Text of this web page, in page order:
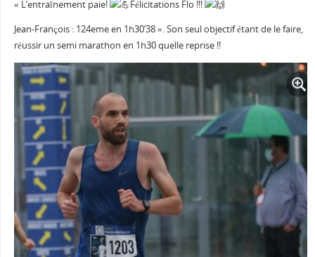
« L’entraînement paie!
Félicitations Flo !!!
Jean-François : 124eme en 1h30’38 ». Son seul objectif étant de le faire,
réussir un semi marathon en 1h30 quelle reprise !!